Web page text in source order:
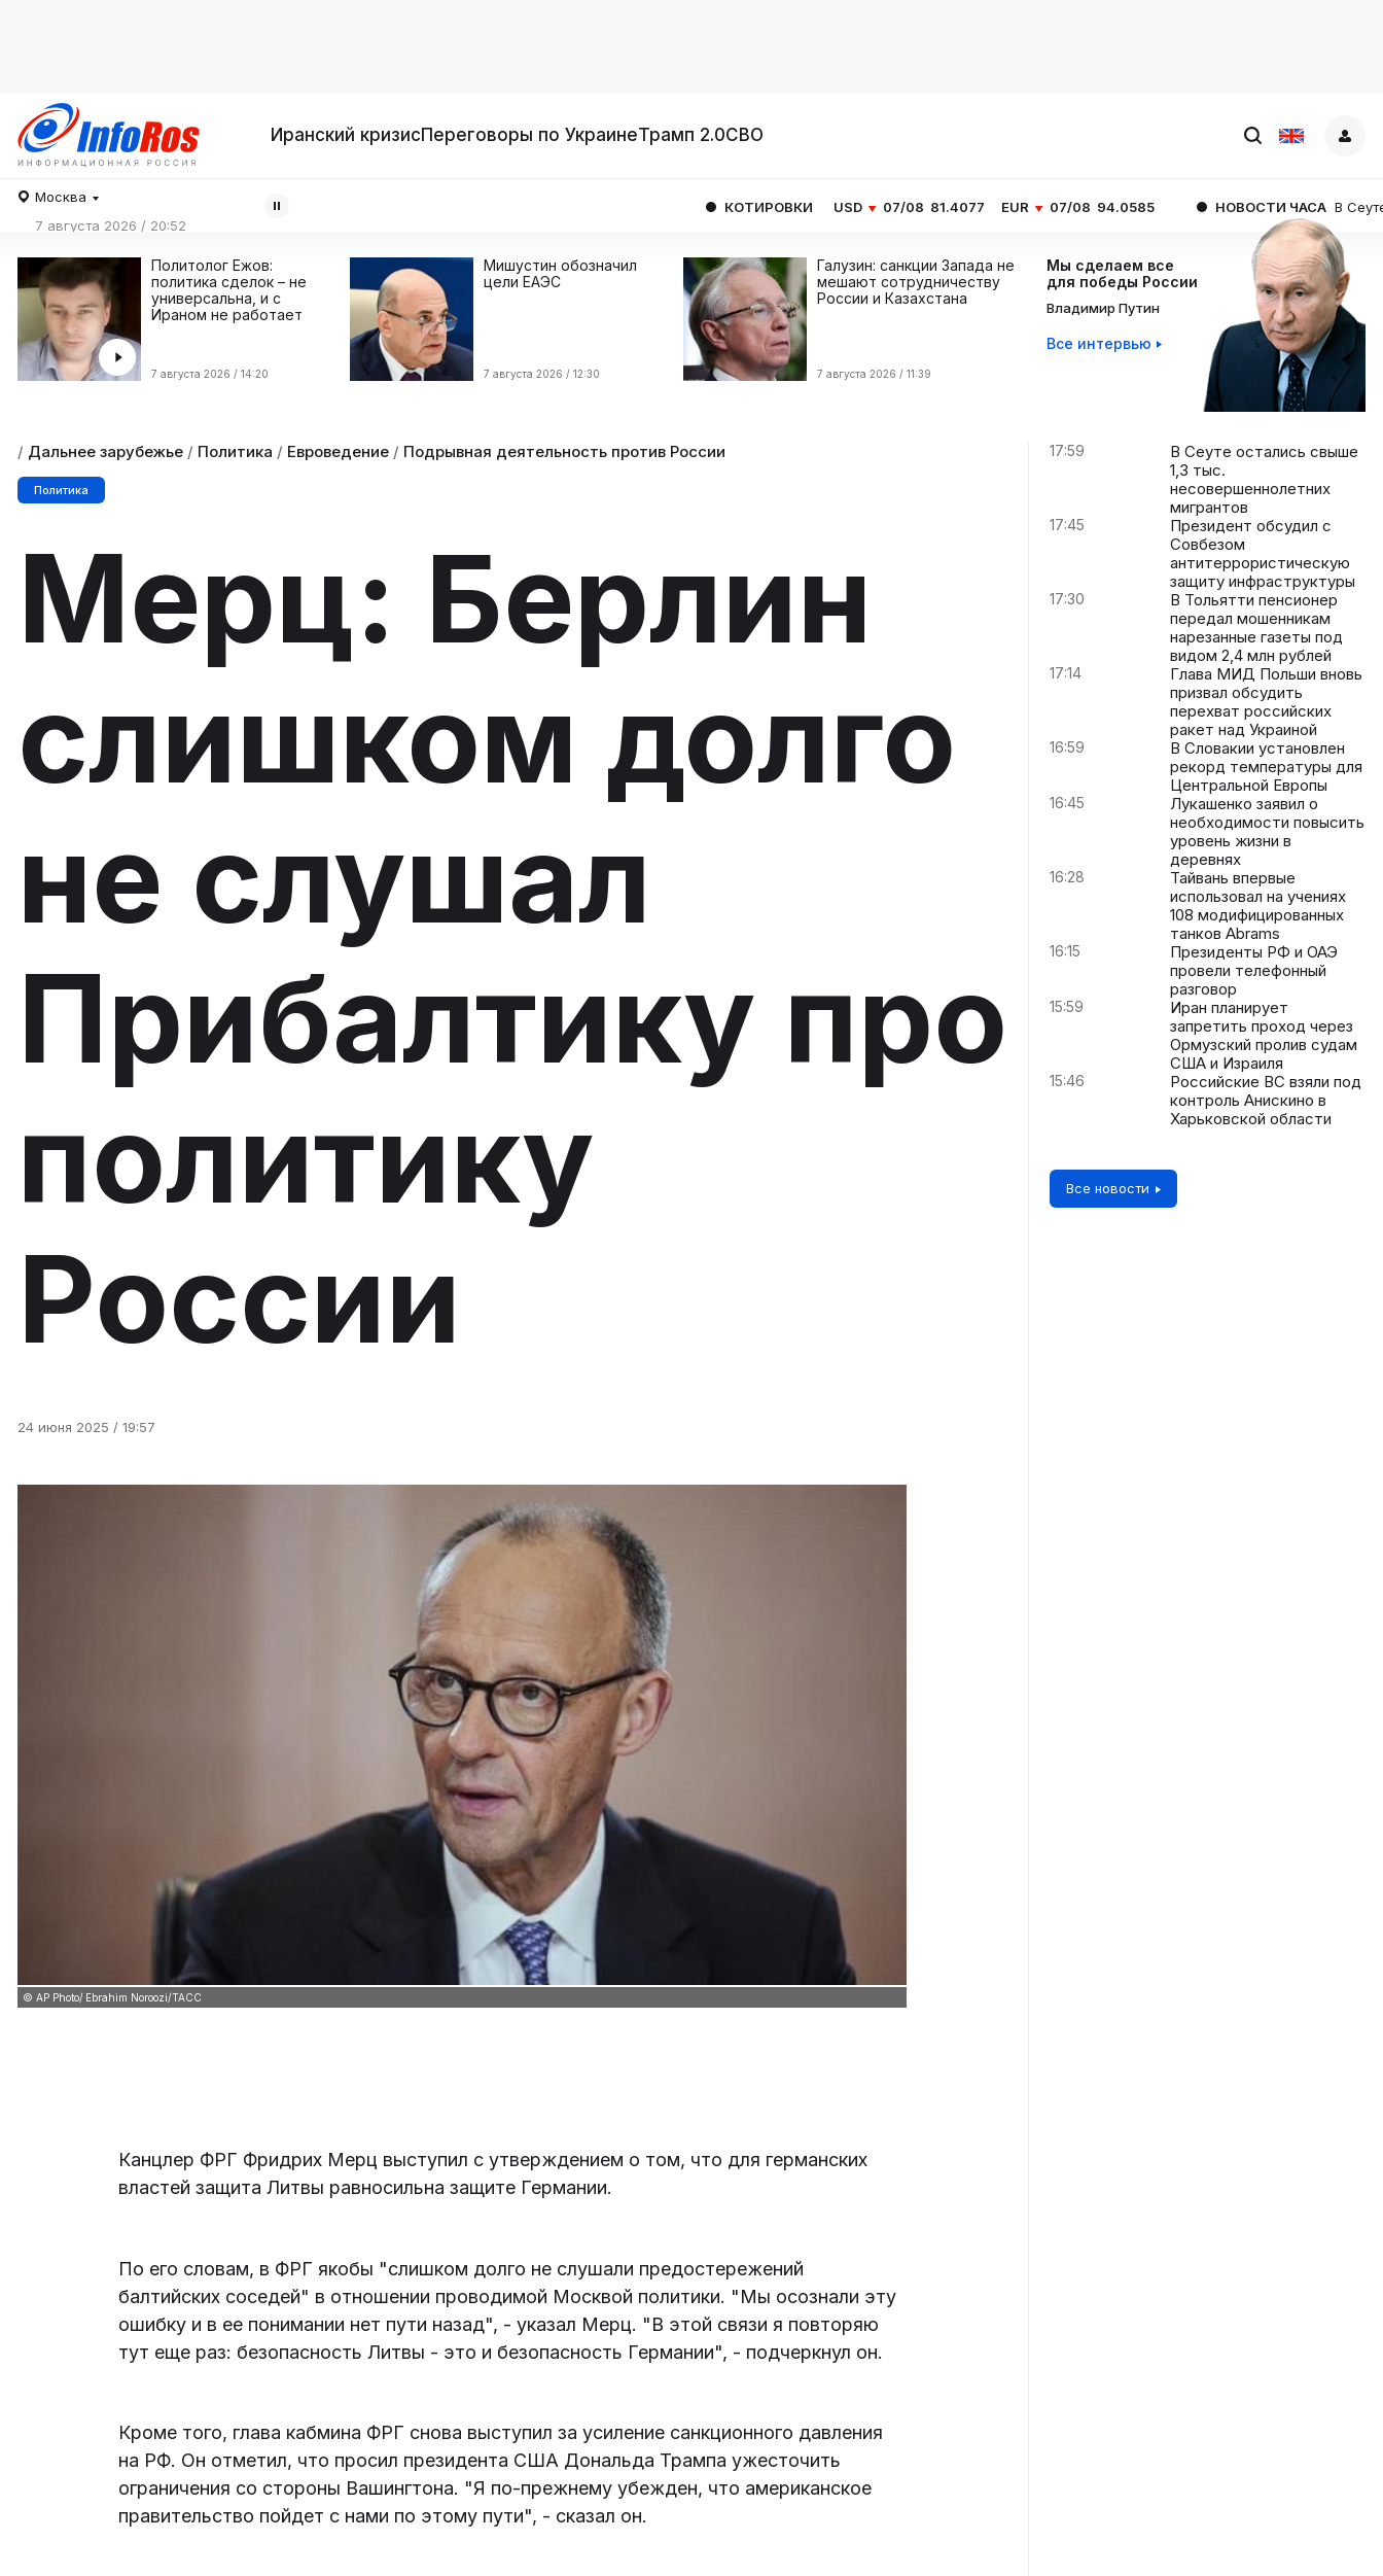
Иранский кризисПереговоры по УкраинеТрамп 2.0СВО
Москва
7 августа 2026 / 20:52
КОТИРОВКИ USD 07/08 81.4077 EUR 07/08 94.0585 НОВОСТИ ЧАСА В Сеуте остались
Политолог Ежов:
политика сделок – не
универсальна, и с
Ираном не работает
7 августа 2026 / 14:20
Мишустин обозначил
цели ЕАЭС
7 августа 2026 / 12:30
Галузин: санкции Запада не
мешают сотрудничеству
России и Казахстана
7 августа 2026 / 11:39
Мы сделаем все
для победы России
Владимир Путин
Все интервью
/ Дальнее зарубежье / Политика / Евроведение / Подрывная деятельность против России
Политика
Мерц: Берлин
слишком долго
не слушал
Прибалтику про
политику
России
24 июня 2025 / 19:57
© AP Photo/ Ebrahim Noroozi/ТАСС
Канцлер ФРГ Фридрих Мерц выступил с утверждением о том, что для германских
властей защита Литвы равносильна защите Германии.
По его словам, в ФРГ якобы "слишком долго не слушали предостережений
балтийских соседей" в отношении проводимой Москвой политики. "Мы осознали эту
ошибку и в ее понимании нет пути назад", - указал Мерц. "В этой связи я повторяю
тут еще раз: безопасность Литвы - это и безопасность Германии", - подчеркнул он.
Кроме того, глава кабмина ФРГ снова выступил за усиление санкционного давления
на РФ. Он отметил, что просил президента США Дональда Трампа ужесточить
ограничения со стороны Вашингтона. "Я по-прежнему убежден, что американское
правительство пойдет с нами по этому пути", - сказал он.
17:59
В Сеуте остались свыше
1,3 тыс.
несовершеннолетних
мигрантов
17:45
Президент обсудил с
Совбезом
антитеррористическую
защиту инфраструктуры
17:30
В Тольятти пенсионер
передал мошенникам
нарезанные газеты под
видом 2,4 млн рублей
17:14
Глава МИД Польши вновь
призвал обсудить
перехват российских
ракет над Украиной
16:59
В Словакии установлен
рекорд температуры для
Центральной Европы
16:45
Лукашенко заявил о
необходимости повысить
уровень жизни в
деревнях
16:28
Тайвань впервые
использовал на учениях
108 модифицированных
танков Abrams
16:15
Президенты РФ и ОАЭ
провели телефонный
разговор
15:59
Иран планирует
запретить проход через
Ормузский пролив судам
США и Израиля
15:46
Российские ВС взяли под
контроль Анискино в
Харьковской области
Все новости